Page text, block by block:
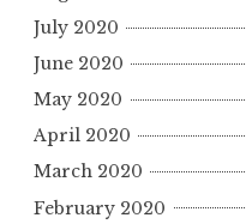
July 2020
June 2020
May 2020
April 2020
March 2020
February 2020